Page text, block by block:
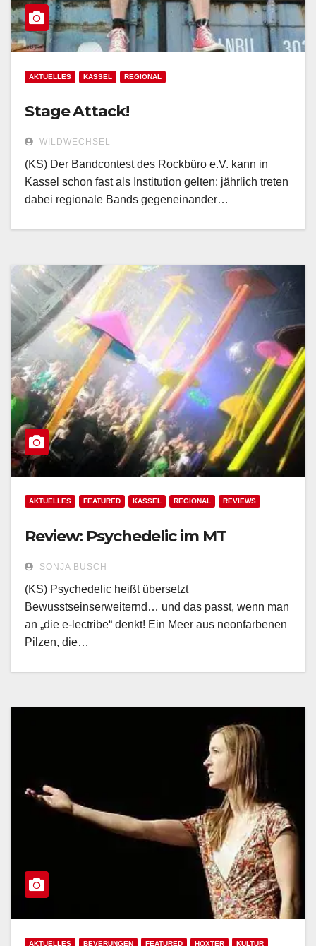
AKTUELLES KASSEL REGIONAL
Stage Attack!
WILDWECHSEL
(KS) Der Bandcontest des Rockbüro e.V. kann in
Kassel schon fast als Institution gelten: jährlich treten
dabei regionale Bands gegeneinander…
AKTUELLES FEATURED KASSEL REGIONAL REVIEWS
Review: Psychedelic im MT
SONJA BUSCH
(KS) Psychedelic heißt übersetzt
Bewusstseinserweiternd… und das passt, wenn man
an „die e-lectribe“ denkt! Ein Meer aus neonfarbenen
Pilzen, die…
AKTUELLES BEVERUNGEN FEATURED HÖXTER KULTUR